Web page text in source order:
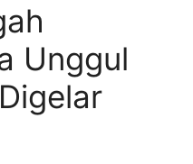
Unggul